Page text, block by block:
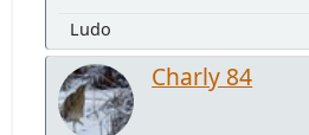
Ludo
Charly 84